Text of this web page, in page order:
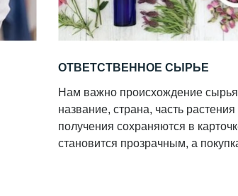
ОТВЕТСТВЕННОЕ СЫРЬЕ
Нам важно происхождение
название, страна, часть
получения сохраняются в
становится прозрачным, а